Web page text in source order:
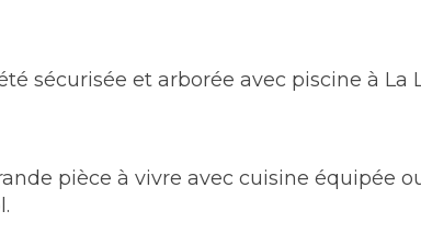
sécurisée et arborée avec piscine à
pièce à vivre avec cuisine équipée